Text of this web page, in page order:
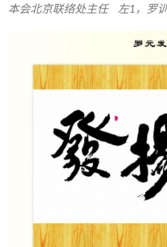
本会北京联络处主任 左1，罗